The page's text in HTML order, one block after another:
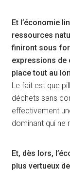
Et l’économie
ressources
finiront sous
expressions de
place tout au
Le fait est que
déchets sans
effectivement
dominant qui ne
Et, dès lors,
plus vertueux